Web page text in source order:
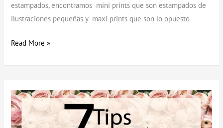
estampados, encontramos mini prints que son estampados de
ilustraciones pequeñas y maxi prints que son lo opuesto
Read More »
7
Tips
para